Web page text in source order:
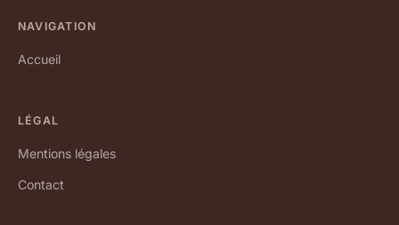
NAVIGATION
Accueil
LÉGAL
Mentions légales
Contact